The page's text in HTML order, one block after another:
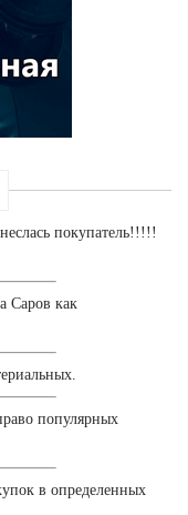
покупатель!!!!!
Саров как
популярных
в определенных